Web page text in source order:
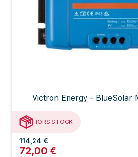
Victron Energy - BlueSolar
HORS STOCK
114,24 €
72,00 €